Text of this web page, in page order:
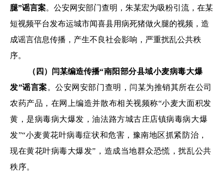
腿”谣言案。公安网安部门查明，朱某宏为吸粉引流，在某
短视频平台发布运城市闻喜县用病死猪做火腿的视频，造
成谣言信息传播，产生不良社会影响，严重扰乱公共秩
序。
（四）闫某编造传播“南阳部分县域小麦病毒大爆
发”谣言案。公安网安部门查明，闫某为推销其所在公司
农药产品，在网上编造并散布相关视频称“小麦大面积发
黄，是病毒病大爆发，油法路方城古庄店镇病毒病大爆
发”“小麦黄花叶病毒症状和危害，豫南地区抓紧防治，
现在黄花叶病毒大爆发”，造成当地群众恐慌，扰乱公共
秩序。